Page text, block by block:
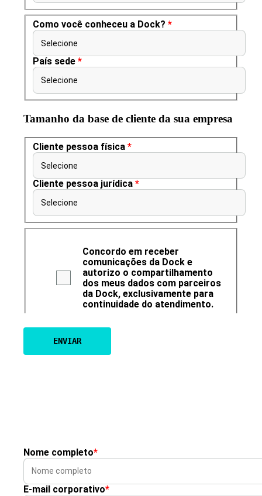
Como você conheceu a Dock? *
Selecione
País sede *
Selecione
Tamanho da base de cliente da sua empresa
Cliente pessoa física *
Selecione
Cliente pessoa jurídica *
Selecione
Concordo em receber
comunicações da Dock e
autorizo o compartilhamento
dos meus dados com parceiros
da Dock, exclusivamente para
continuidade do atendimento.
Nome completo*
E-mail corporativo*